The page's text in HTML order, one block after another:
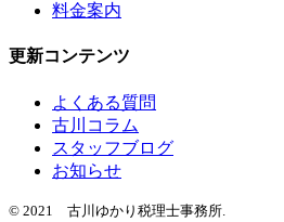
料金案内
更新コンテンツ
よくある質問
古川コラム
スタッフブログ
お知らせ
© 2021 古川ゆかり税理士事務所.